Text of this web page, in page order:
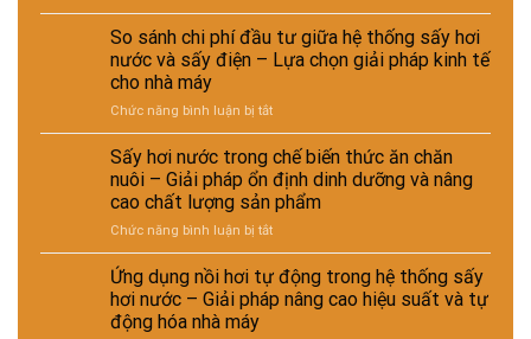
TY
TNHH
EMART
Ứng
dụng
sấy
hơi
trong
xử
lý
nguyên
liệu
tái
chế
phục
vụ
sản
xuất
So sánh chi phí đầu tư giữa hệ thống sấy hơi
nước và sấy điện – Lựa chọn giải pháp kinh tế
cho nhà máy
Chức năng bình luận bị tắtở
So
sánh
chi
phí
đầu
tư
giữa
hệ
thống
sấy
Sấy hơi nước trong chế biến thức ăn chăn
nuôi – Giải pháp ổn định dinh dưỡng và nâng
cao chất lượng sản phẩm
Chức năng bình luận bị tắtở
Sấy
hơi
nước
trong
Ứng dụng nồi hơi tự động trong hệ thống sấy
hơi nước – Giải pháp nâng cao hiệu suất và tự
động hóa nhà máy